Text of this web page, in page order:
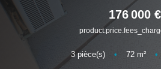
176 000 €
3pièce(s) • 72m² •